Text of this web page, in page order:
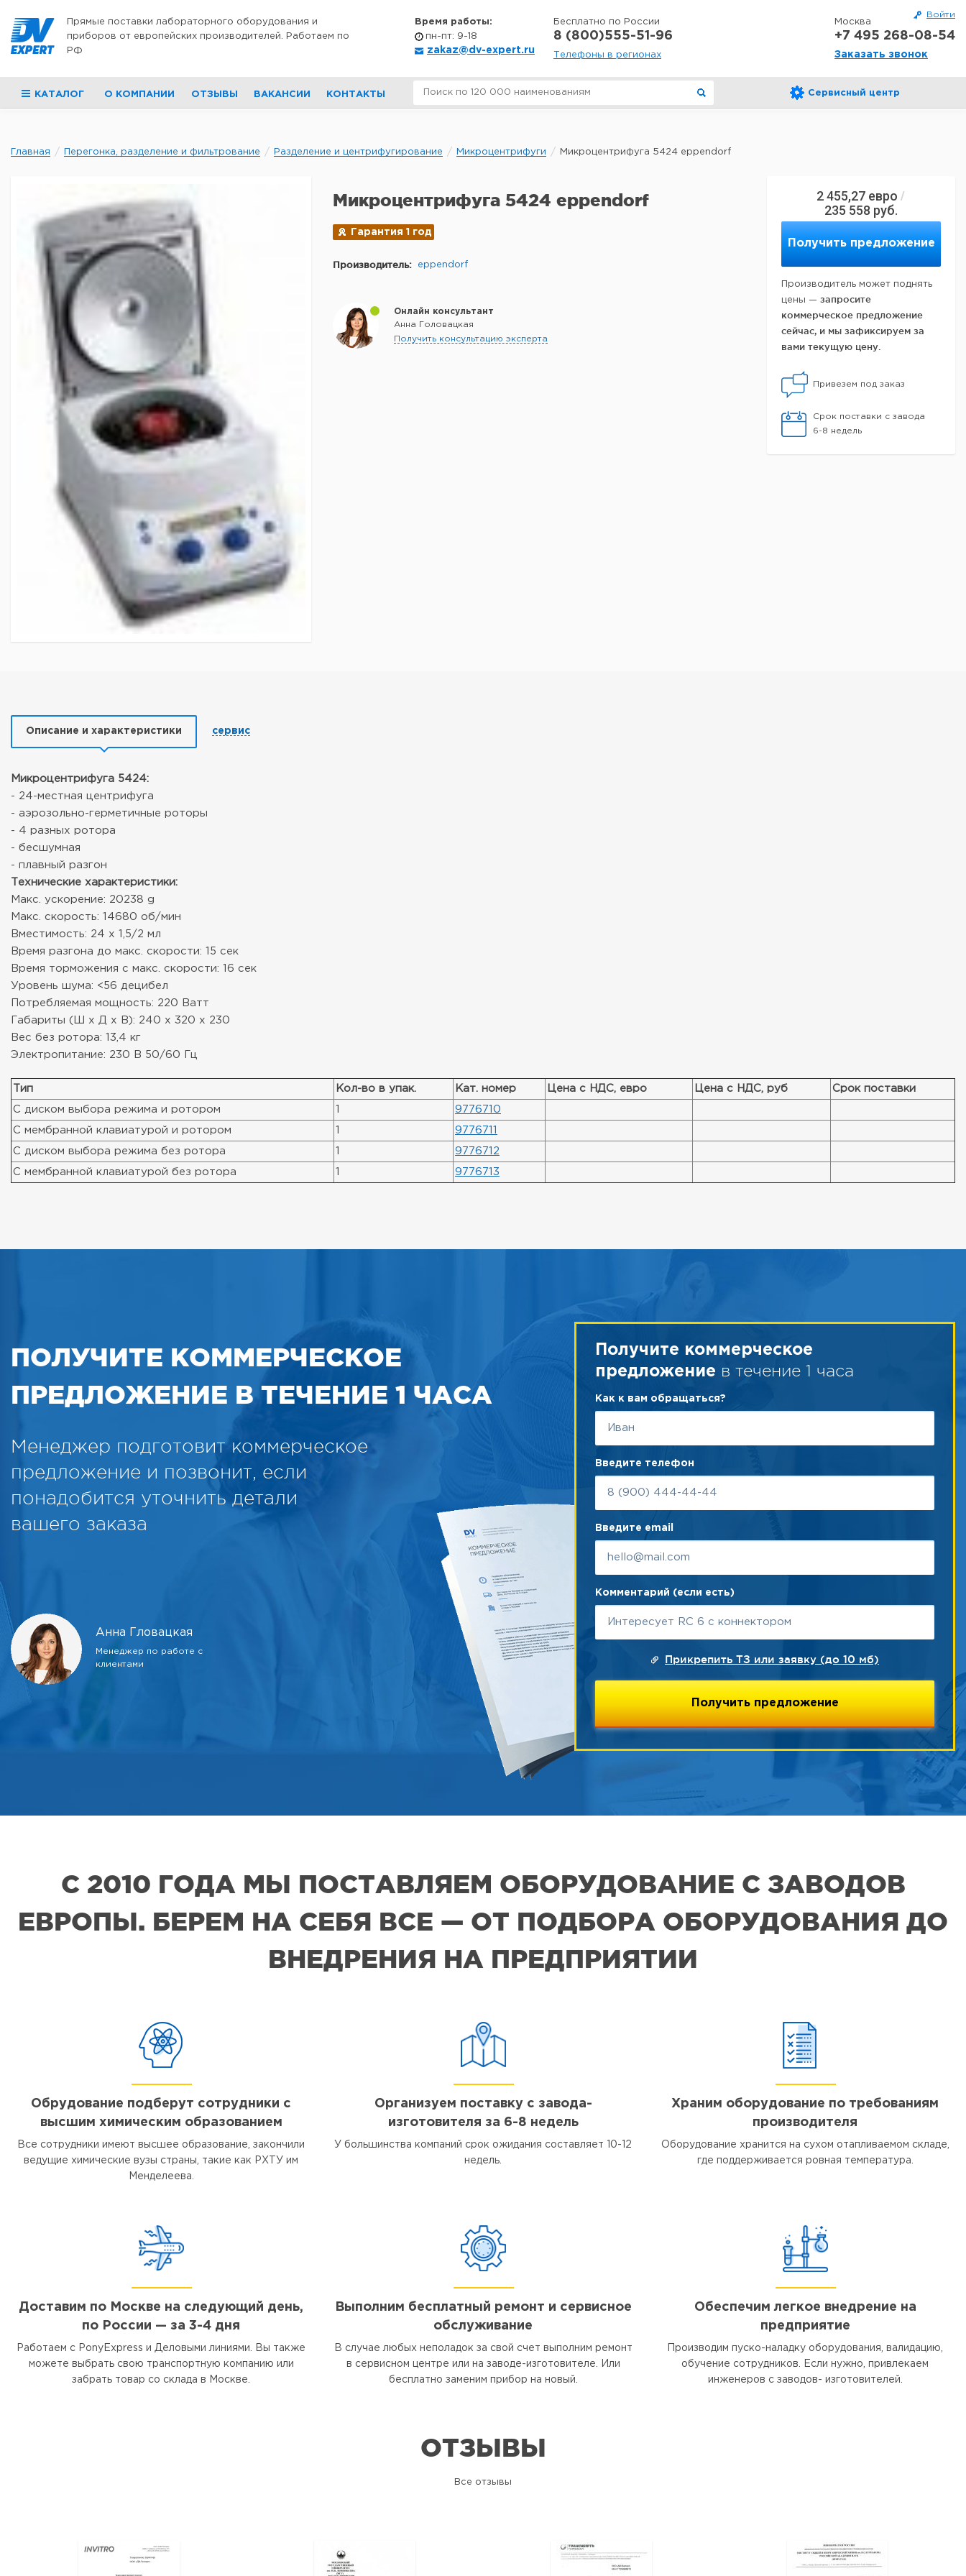
Войти
Прямые поставки лабораторного оборудования и
приборов от европейских производителей. Работаем по
РФ
Время работы:
пн-пт: 9-18
zakaz@dv-expert.ru
Бесплатно по России
8 (800)555-51-96
Телефоны в регионах
Москва
+7 495 268-08-54
Заказать звонок
КАТАЛОГ О КОМПАНИИ ОТЗЫВЫ ВАКАНСИИ КОНТАКТЫ Сервисный центр
Главная Перегонка, разделение и фильтрование Разделение и центрифугирование Микроцентрифуги Микроцентрифуга 5424 eppendorf
2 455,27 евро /
235 558 руб.
Получить предложение
Производитель может поднять
цены — запросите
коммерческое предложение
сейчас, и мы зафиксируем за
вами текущую цену.
Привезем под заказ
Срок поставки с завода
6-8 недель
Микроцентрифуга 5424 eppendorf
Гарантия 1 год
Производитель: eppendorf
Онлайн консультант
Анна Головацкая
Получить консультацию эксперта
Описание и характеристики сервис
Микроцентрифуга 5424:
- 24-местная центрифуга
- аэрозольно-герметичные роторы
- 4 разных ротора
- бесшумная
- плавный разгон
Технические характеристики:
Макс. ускорение: 20238 g
Макс. скорость: 14680 об/мин
Вместимость: 24 х 1,5/2 мл
Время разгона до макс. скорости: 15 сек
Время торможения с макс. скорости: 16 сек
Уровень шума: <56 децибел
Потребляемая мощность: 220 Ватт
Габариты (Ш х Д х В): 240 х 320 х 230
Вес без ротора: 13,4 кг
Электропитание: 230 В 50/60 Гц
Тип Кол-во в упак. Кат. номер Цена с НДС, евро Цена с НДС, руб Срок поставки
С диском выбора режима и ротором 9776710
С мембранной клавиатурой и ротором 9776711
С диском выбора режима без ротора 9776712
С мембранной клавиатурой без ротора 9776713
ПОЛУЧИТЕ КОММЕРЧЕСКОЕ
ПРЕДЛОЖЕНИЕ В ТЕЧЕНИЕ 1 ЧАСА
Менеджер подготовит коммерческое
предложение и позвонит, если
понадобится уточнить детали
вашего заказа
Анна Гловацкая
Менеджер по работе с
клиентами
Получите коммерческое
предложение в течение 1 часа
Как к вам обращаться?
Введите телефон
Введите email
Комментарий (если есть)
Прикрепить ТЗ или заявку (до 10 мб)
С 2010 ГОДА МЫ ПОСТАВЛЯЕМ ОБОРУДОВАНИЕ С ЗАВОДОВ
ЕВРОПЫ. БЕРЕМ НА СЕБЯ ВСЕ — ОТ ПОДБОРА ОБОРУДОВАНИЯ ДО
ВНЕДРЕНИЯ НА ПРЕДПРИЯТИИ
Обрудование подберут сотрудники с
высшим химическим образованием
Все сотрудники имеют высшее образование, закончили
ведущие химические вузы страны, такие как РХТУ им
Менделеева.
Организуем поставку с завода-
изготовителя за 6-8 недель
У большинства компаний срок ожидания составляет 10-12
недель.
Храним оборудование по требованиям
производителя
Оборудование хранится на сухом отапливаемом складе,
где поддерживается ровная температура.
Доставим по Москве на следующий день,
по России — за 3-4 дня
Работаем с PonyExpress и Деловыми линиями. Вы также
можете выбрать свою транспортную компанию или
забрать товар со склада в Москве.
Выполним бесплатный ремонт и сервисное
обслуживание
В случае любых неполадок за свой счет выполним ремонт
в сервисном центре или на заводе-изготовителе. Или
бесплатно заменим прибор на новый.
Обеспечим легкое внедрение на
предприятие
Производим пуско-наладку оборудования, валидацию,
обучение сотрудников. Если нужно, привлекаем
инженеров с заводов- изготовителей.
ОТЗЫВЫ
Все отзывы